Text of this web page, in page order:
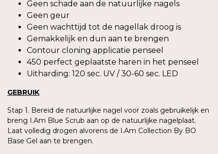
Geen schade aan de natuurlijke nagels
Geen geur
Geen wachttijd tot de nagellak droog is
Gemakkelijk en dun aan te brengen
Contour cloning applicatie penseel
450 perfect geplaatste haren in het penseel
Uitharding: 120 sec. UV / 30-60 sec. LED
GEBRUIK
Stap 1. Bereid de natuurlijke nagel voor zoals gebruikelijk en
breng I.Am Blue Scrub aan op de natuurlijke nagelplaat.
Laat volledig drogen alvorens de I.Am Collection By BO
Base Gel aan te brengen.